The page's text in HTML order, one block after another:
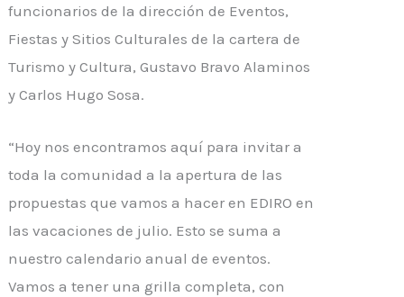
funcionarios de la dirección de Eventos,
Fiestas y Sitios Culturales de la cartera de
Turismo y Cultura, Gustavo Bravo Alaminos
y Carlos Hugo Sosa.
“Hoy nos encontramos aquí para invitar a
toda la comunidad a la apertura de las
propuestas que vamos a hacer en EDIRO en
las vacaciones de julio. Esto se suma a
nuestro calendario anual de eventos.
Vamos a tener una grilla completa, con